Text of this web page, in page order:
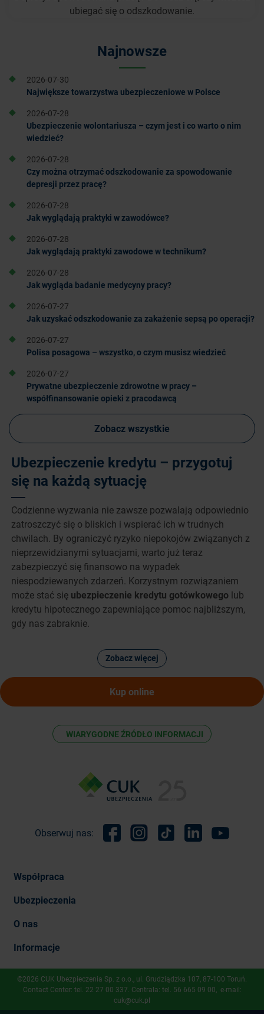
ubiegać się o odszkodowanie.
Najnowsze
2026-07-30
Największe towarzystwa ubezpieczeniowe w Polsce
2026-07-28
Ubezpieczenie wolontariusza – czym jest i co warto o nim
wiedzieć?
2026-07-28
Czy można otrzymać odszkodowanie za spowodowanie
depresji przez pracę?
2026-07-28
Jak wyglądają praktyki w zawodówce?
2026-07-28
Jak wyglądają praktyki zawodowe w technikum?
2026-07-28
Jak wygląda badanie medycyny pracy?
2026-07-27
Jak uzyskać odszkodowanie za zakażenie sepsą po operacji?
2026-07-27
Polisa posagowa – wszystko, o czym musisz wiedzieć
2026-07-27
Prywatne ubezpieczenie zdrowotne w pracy –
współfinansowanie opieki z pracodawcą
Zobacz wszystkie
Ubezpieczenie kredytu – przygotuj
się na każdą sytuację
Codzienne wyzwania nie zawsze pozwalają odpowiednio
zatroszczyć się o bliskich i wspierać ich w trudnych
chwilach. By ograniczyć ryzyko niepokojów związanych z
nieprzewidzianymi sytuacjami, warto już teraz
zabezpieczyć się finansowo na wypadek
niespodziewanych zdarzeń. Korzystnym rozwiązaniem
może stać się ubezpieczenie kredytu gotówkowego lub
kredytu hipotecznego zapewniające pomoc najbliższym,
gdy nas zabraknie.
Zobacz więcej
Kup online
WIARYGODNE ŹRÓDŁO INFORMACJI
Obserwuj nas:
Współpraca
Ubezpieczenia
O nas
Informacje
©2026 CUK Ubezpieczenia Sp. z o.o., ​ul. Grudziądzka 107, 87-100 Toruń.
Contact Center: tel. 22 27 00 337. Centrala: tel. 56 665 09 00, e-mail:
cuk@cuk.pl